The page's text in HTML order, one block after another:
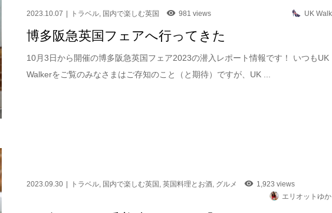
2023.10.07 トラベル, 国内で楽しむ英国 981 views UK
博多阪急英国フェアへ行ってきた
10月3日から開催の博多阪急英国フェア2023の潜入レポート情報です！ いつもUK
Walkerをご覧のみなさまはご存知のこと（と期待）ですが、UK ...
2023.09.30 トラベル, 国内で楽しむ英国 ,英国料理とお酒, グルメ
1,923 views
エリオットゆ